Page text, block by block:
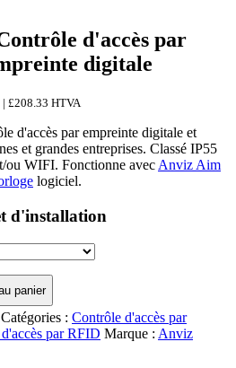
d'accès par
digitale
£208.33 HTVA
d'accès par empreinte digitale et
et grandes entreprises. Classé IP55
ou WIFI. Fonctionne avec Anviz Aim
logiciel.
d'installation
panier
Catégories : Contrôle d'accès par
par RFID Marque : Anviz